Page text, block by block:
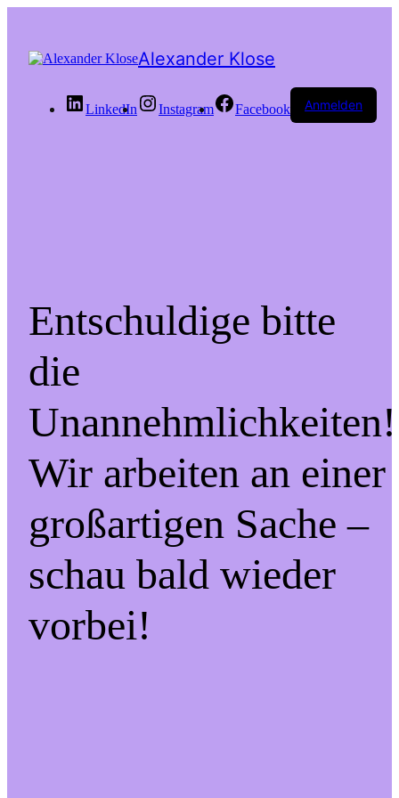
Alexander Klose
LinkedIn Instagram Facebook Anmelden
Entschuldige bitte
die
Unannehmlichkeiten!
Wir arbeiten an einer
großartigen Sache –
schau bald wieder
vorbei!